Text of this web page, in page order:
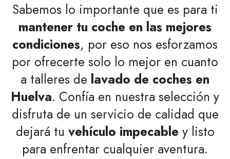
Sabemos lo importante que es para ti
mantener tu coche en las mejores
condiciones, por eso nos esforzamos
por ofrecerte solo lo mejor en cuanto
a talleres de lavado de coches en
Huelva. Confía en nuestra selección y
disfruta de un servicio de calidad que
dejará tu vehículo impecable y listo
para enfrentar cualquier aventura.